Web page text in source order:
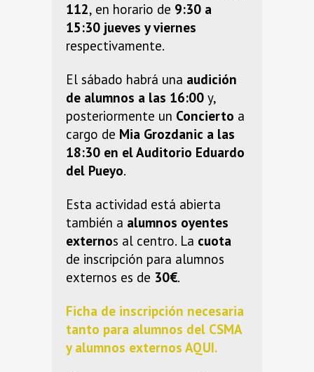
112, en horario de 9:30 a
15:30 jueves y viernes
respectivamente.
El sábado habrá una audición
de alumnos a las 16:00 y,
posteriormente un Concierto a
cargo de Mia Grozdanic a las
18:30 en el Auditorio Eduardo
del Pueyo.
Esta actividad está abierta
también a alumnos oyentes
externos al centro. La cuota
de inscripción para alumnos
externos es de 30€.
Ficha de inscripción necesaria
tanto para alumnos del CSMA
y alumnos externos AQUI.